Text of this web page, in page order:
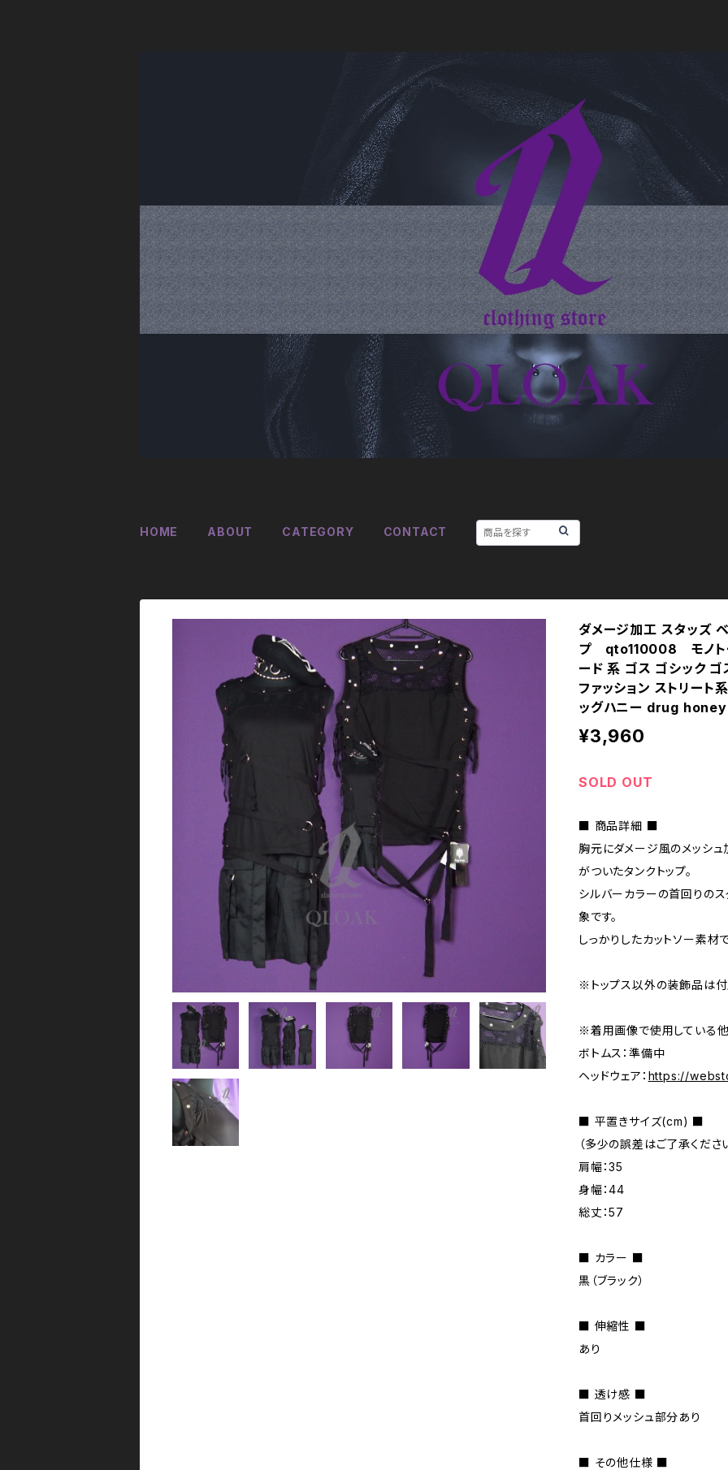
HOME ABOUT CATEGORY CONTACT
ダメージ加工 スタッズ
プ qto110008 モノト
ード 系 ゴス ゴシック
ファッション ストリー
ッグハニー drug honey
¥3,960
SOLD OUT
■ 商品詳細 ■
胸元にダメージ風のメッシュ
がついたタンクトップ。
シルバーカラーの首回りのス
象です。
しっかりしたカットソー素材
※トップス以外の装飾品は付
※着用画像で使用している
ボトムス：準備中
ヘッドウェア： https://
■ 平置きサイズ(cm) ■
（多少の誤差はご了承ください
肩幅：35
身幅：44
総丈：57
■ カラー ■
黒（ブラック）
■ 伸縮性 ■
あり
■ 透け感 ■
首回りメッシュ部分あり
■ その他仕様 ■